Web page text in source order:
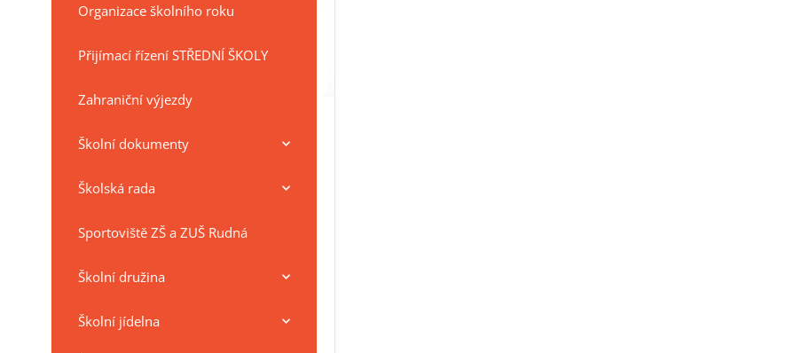
Organizace školního roku
Přijímací řízení STŘEDNÍ ŠKOLY
Zahraniční výjezdy
Školní dokumenty
Školská rada
Sportoviště ZŠ a ZUŠ Rudná
Školní družina
Školní jídelna